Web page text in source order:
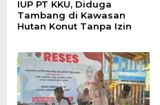
IUP PT KKU, Diduga
Tambang di Kawasan
Hutan Konut Tanpa Izin